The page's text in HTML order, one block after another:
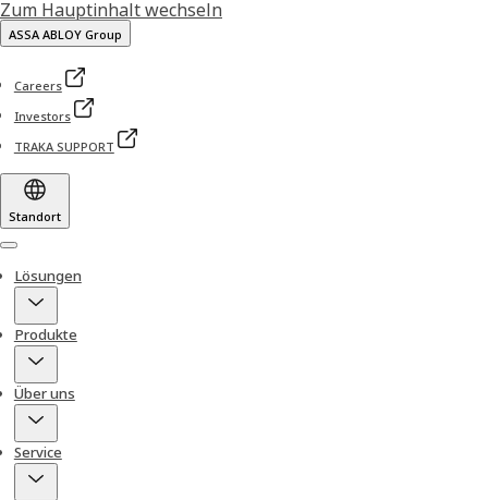
Zum Hauptinhalt wechseln
ASSA ABLOY Group
Careers
Investors
TRAKA SUPPORT
Standort
Menu
Lösungen
Produkte
Über uns
Service